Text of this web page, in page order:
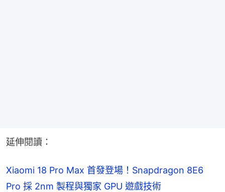
延伸閱讀：
Xiaomi 18 Pro Max 首發登場！Snapdragon 8E6
Pro 採 2nm 製程與獨家 GPU 遊戲技術